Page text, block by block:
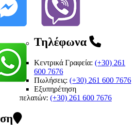
Τηλέφωνα
Κεντρικά Γραφεία: (+30) 261
600 7676
Πωλήσεις: (+30) 261 600 7676
Εξυπηρέτηση
πελατών: (+30) 261 600 7676